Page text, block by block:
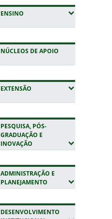
ENSINO (EXPANDIR SUBMENUS)
NÚCLEOS DE APOIO
EXTENSÃO (EXPANDIR SUBMENUS)
PESQUISA, PÓS-
GRADUAÇÃO E
INOVAÇÃO (EXPANDIR SUBMENUS)
ADMINISTRAÇÃO E
PLANEJAMENTO (EXPANDIR SUBMENUS)
DESENVOLVIMENTO